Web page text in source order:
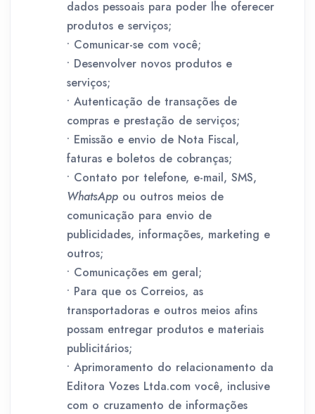
dados pessoais para poder lhe oferecer
produtos e serviços;
• Comunicar-se com você;
• Desenvolver novos produtos e
serviços;
• Autenticação de transações de
compras e prestação de serviços;
• Emissão e envio de Nota Fiscal,
faturas e boletos de cobranças;
• Contato por telefone, e-mail, SMS,
WhatsApp ou outros meios de
comunicação para envio de
publicidades, informações, marketing e
outros;
• Comunicações em geral;
• Para que os Correios, as
transportadoras e outros meios afins
possam entregar produtos e materiais
publicitários;
• Aprimoramento do relacionamento da
Editora Vozes Ltda.com você, inclusive
com o cruzamento de informações